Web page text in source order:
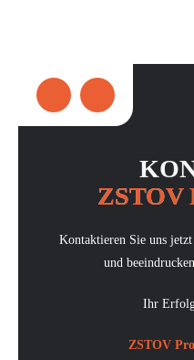
ZSTOV
Kontaktieren Sie uns
und
Ihr
ZSTOV